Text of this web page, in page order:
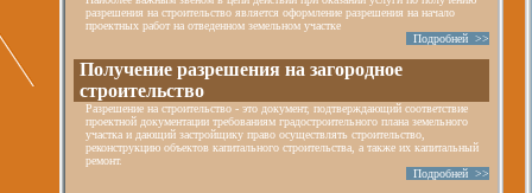
разрешения на строительство является оформление разрешения на начало
проектных работ на отведенном земельном участке
Подробней >>
Получение разрешения на загородное
строительство
Разрешение на строительство - это документ, подтверждающий соответствие
проектной документации требованиям градостроительного плана земельного
участка и дающий застройщику право осуществлять строительство,
реконструкцию объектов капитального строительства, а также их капитальный
ремонт.
Подробней >>